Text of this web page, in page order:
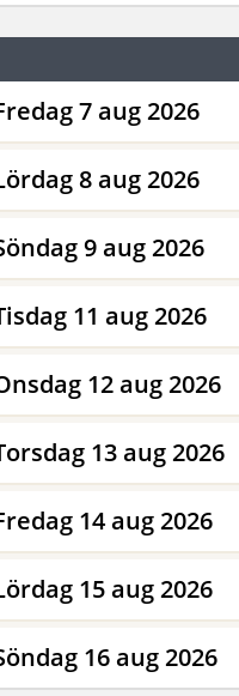
7 aug 2026
8 aug 2026
9 aug 2026
11 aug 2026
12 aug 2026
13 aug 2026
14 aug 2026
15 aug 2026
16 aug 2026